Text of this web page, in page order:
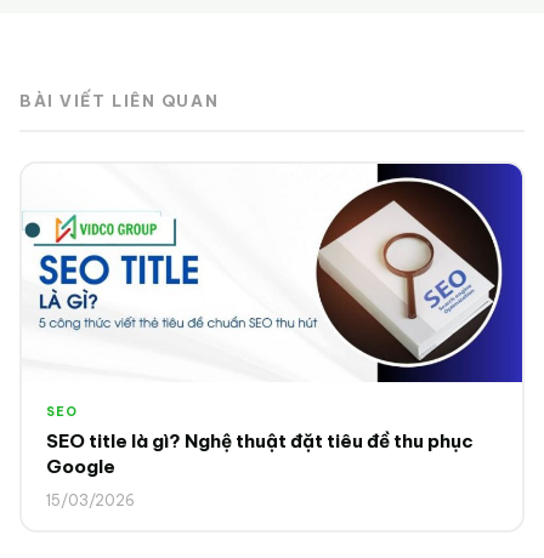
BÀI VIẾT LIÊN QUAN
SEO
SEO title là gì? Nghệ thuật đặt tiêu đề thu phục
Google
15/03/2026